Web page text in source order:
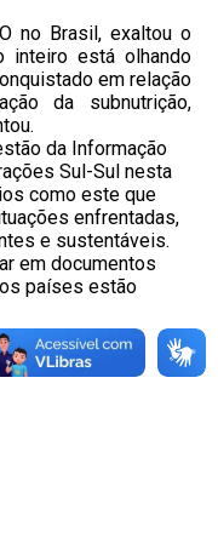
no Brasil, exaltou o
inteiro está olhando
em relação
da subnutrição,
da Informação
Sul-Sul nesta
como este que
enfrentadas,
e sustentáveis.
em documentos
países estão